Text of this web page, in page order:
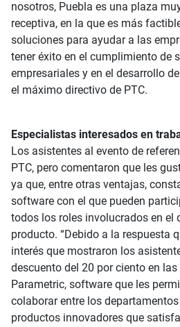
nosotros, Puebla es una plaza
receptiva, en la que es más
soluciones para ayudar a las
tener éxito en el cumplimiento de
empresariales y en el desarrollo
el máximo directivo de PTC.
Especialistas interesados en
Los asistentes al evento de
PTC, pero comentaron que les
ya que, entre otras ventajas,
software con el que pueden
todos los roles involucrados en el
producto. “Debido a la respuesta
interés que mostraron los
descuento del 20 por ciento en
Parametric, software que les
colaborar entre los
productos innovadores que